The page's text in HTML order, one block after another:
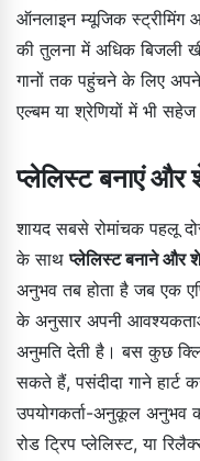
ऑनलाइन म्यूजिक स्ट्रीमिंग
की तुलना में अधिक बिजली
गानों तक पहुंचने के लिए
एल्बम या श्रेणियों में भी
प्लेलिस्ट बनाएं और
शायद सबसे रोमांचक पहलू
के साथप्लेलिस्ट बनाने और
अनुभव तब होता है जब एक
के अनुसार अपनी
अनुमति देती है। बस कुछ
सकते हैं, पसंदीदा गाने
उपयोगकर्ता-अनुकूल
रोड ट्रिप प्लेलिस्ट, या